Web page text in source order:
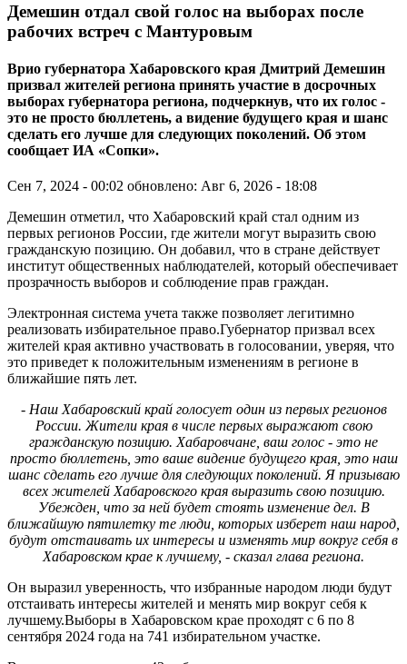
Демешин отдал свой голос на выборах после
рабочих встреч с Мантуровым
Врио губернатора Хабаровского края Дмитрий Демешин
призвал жителей региона принять участие в досрочных
выборах губернатора региона, подчеркнув, что их голос -
это не просто бюллетень, а видение будущего края и шанс
сделать его лучше для следующих поколений. Об этом
сообщает ИА «Сопки».
Сен 7, 2024 - 00:02 обновлено: Авг 6, 2026 - 18:08
Демешин отметил, что Хабаровский край стал одним из
первых регионов России, где жители могут выразить свою
гражданскую позицию. Он добавил, что в стране действует
институт общественных наблюдателей, который обеспечивает
прозрачность выборов и соблюдение прав граждан.
Электронная система учета также позволяет легитимно
реализовать избирательное право.Губернатор призвал всех
жителей края активно участвовать в голосовании, уверяя, что
это приведет к положительным изменениям в регионе в
ближайшие пять лет.
- Наш Хабаровский край голосует один из первых регионов
России. Жители края в числе первых выражают свою
гражданскую позицию. Хабаровчане, ваш голос - это не
просто бюллетень, это ваше видение будущего края, это наш
шанс сделать его лучше для следующих поколений. Я призываю
всех жителей Хабаровского края выразить свою позицию.
Убежден, что за ней будет стоять изменение дел. В
ближайшую пятилетку те люди, которых изберет наш народ,
будут отстаивать их интересы и изменять мир вокруг себя в
Хабаровском крае к лучшему, - сказал глава региона.
Он выразил уверенность, что избранные народом люди будут
отстаивать интересы жителей и менять мир вокруг себя к
лучшему.Выборы в Хабаровском крае проходят с 6 по 8
сентября 2024 года на 741 избирательном участке.